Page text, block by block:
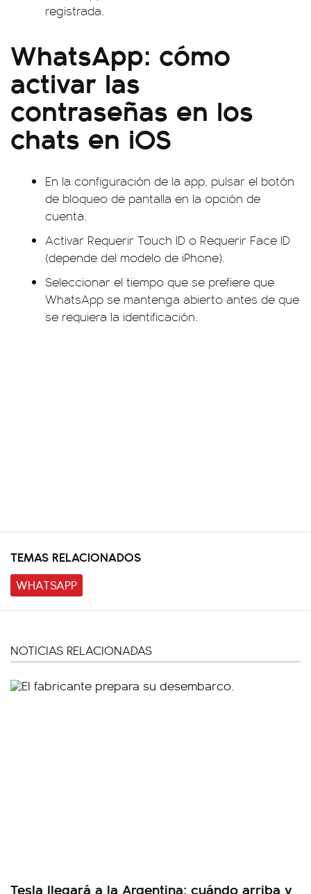
registrada.
WhatsApp: cómo
activar las
contraseñas en los
chats en iOS
En la configuración de la app, pulsar el botón
de bloqueo de pantalla en la opción de
cuenta.
Activar Requerir Touch ID o Requerir Face ID
(depende del modelo de iPhone).
Seleccionar el tiempo que se prefiere que
WhatsApp se mantenga abierto antes de que
se requiera la identificación.
TEMAS RELACIONADOS
WHATSAPP
NOTICIAS RELACIONADAS
Tesla llegará a la Argentina: cuándo arriba y